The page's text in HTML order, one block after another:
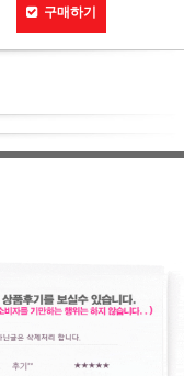
구매하기